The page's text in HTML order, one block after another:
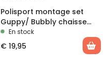
Polisport montage set
Guppy/ Bubbly chaisse
arrière
En stock
€ 19,95